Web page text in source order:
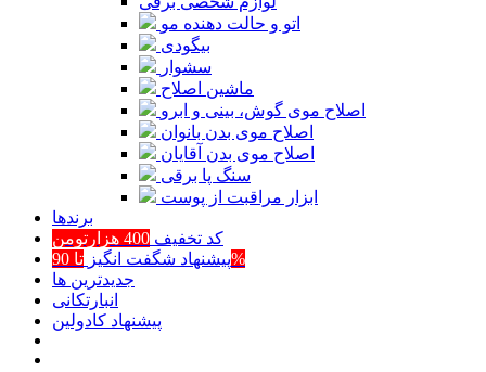
اتو و حالت دهنده مو
بیگودی
سشوار
ماشین اصلاح
اصلاح موی گوش، بینی و ابرو
اصلاح موی بدن بانوان
اصلاح موی بدن آقایان
سنگ پا برقی
ابزار مراقبت از پوست
برند‌ها
کد تخفیف 400 هزارتومن
پیشنهاد شگفت انگیزتا 90%
جدیدترین ها
انبارتکانی
پیشنهاد کادولین